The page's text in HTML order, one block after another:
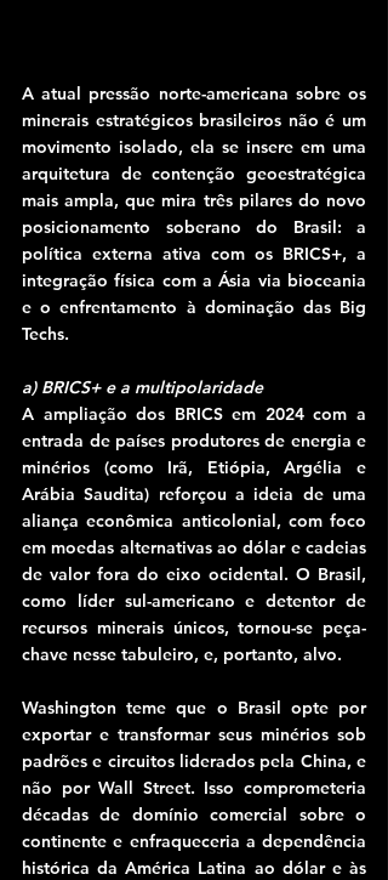
A atual pressão norte-americana sobre os
minerais estratégicos brasileiros não é um
movimento isolado, ela se insere em uma
arquitetura de contenção geoestratégica
mais ampla, que mira três pilares do novo
posicionamento soberano do Brasil: a
política externa ativa com os BRICS+, a
integração física com a Ásia via bioceania
e o enfrentamento à dominação das Big
Techs.
a) BRICS+ e a multipolaridade
A ampliação dos BRICS em 2024 com a
entrada de países produtores de energia e
minérios (como Irã, Etiópia, Argélia e
Arábia Saudita) reforçou a ideia de uma
aliança econômica anticolonial, com foco
em moedas alternativas ao dólar e cadeias
de valor fora do eixo ocidental. O Brasil,
como líder sul-americano e detentor de
recursos minerais únicos, tornou-se peça-
chave nesse tabuleiro, e, portanto, alvo.
Washington teme que o Brasil opte por
exportar e transformar seus minérios sob
padrões e circuitos liderados pela China, e
não por Wall Street. Isso comprometeria
décadas de domínio comercial sobre o
continente e enfraqueceria a dependência
histórica da América Latina ao dólar e às